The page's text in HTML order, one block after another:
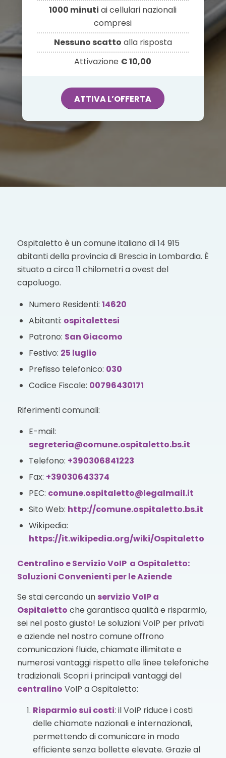
1000 minuti ai cellulari nazionali
compresi
Nessuno scatto alla risposta
Attivazione € 10,00
ATTIVA L’OFFERTA
Ospitaletto è un comune italiano di 14 915
abitanti della provincia di Brescia in Lombardia. È
situato a circa 11 chilometri a ovest del
capoluogo.
Numero Residenti: 14620
Abitanti: ospitalettesi
Patrono: San Giacomo
Festivo: 25 luglio
Prefisso telefonico: 030
Codice Fiscale: 00796430171
Riferimenti comunali:
E-mail:
segreteria@comune.ospitaletto.bs.it
Telefono: +390306841223
Fax: +39030643374
PEC: comune.ospitaletto@legalmail.it
Sito Web: http://comune.ospitaletto.bs.it
Wikipedia:
https://it.wikipedia.org/wiki/Ospitaletto
Centralino e Servizio VoIP a Ospitaletto:
Soluzioni Convenienti per le Aziende
Se stai cercando un servizio VoIPa
Ospitaletto che garantisca qualità e risparmio,
sei nel posto giusto! Le soluzioni VoIP per privati
e aziende nel nostro comune offrono
comunicazioni fluide, chiamate illimitate e
numerosi vantaggi rispetto alle linee telefoniche
tradizionali. Scopri i principali vantaggi del
centralino VoIP a Ospitaletto:
Risparmio sui costi: il VoIP riduce i costi
delle chiamate nazionali e internazionali,
permettendo di comunicare in modo
efficiente senza bollette elevate. Grazie al